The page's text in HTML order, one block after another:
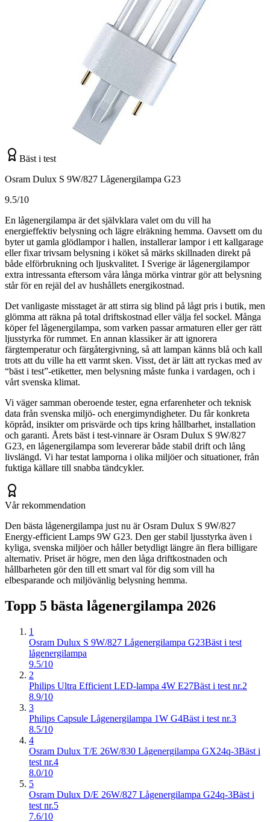
Bäst i test
Osram Dulux S 9W/827 Lågenergilampa G23
9.5/10
En lågenergilampa är det självklara valet om du vill ha
energieffektiv belysning och lägre elräkning hemma. Oavsett om du
byter ut gamla glödlampor i hallen, installerar lampor i ett kallgarage
eller fixar trivsam belysning i köket så märks skillnaden direkt på
både elförbrukning och ljuskvalitet. I Sverige är lågenergilampor
extra intressanta eftersom våra långa mörka vintrar gör att belysning
står för en rejäl del av hushållets energikostnad.
Det vanligaste misstaget är att stirra sig blind på lågt pris i butik, men
glömma att räkna på total driftskostnad eller välja fel sockel. Många
köper fel lågenergilampa, som varken passar armaturen eller ger rätt
ljusstyrka för rummet. En annan klassiker är att ignorera
färgtemperatur och färgåtergivning, så att lampan känns blå och kall
trots att du ville ha ett varmt sken. Visst, det är lätt att ryckas med av
“bäst i test”-etiketter, men belysning måste funka i vardagen, och i
vårt svenska klimat.
Vi väger samman oberoende tester, egna erfarenheter och teknisk
data från svenska miljö- och energimyndigheter. Du får konkreta
köpråd, insikter om prisvärde och tips kring hållbarhet, installation
och garanti. Årets bäst i test-vinnare är Osram Dulux S 9W/827
G23, en lågenergilampa som levererar både stabil drift och lång
livslängd. Vi har testat lamporna i olika miljöer och situationer, från
fuktiga källare till snabba tändcykler.
Vår rekommendation
Den bästa lågenergilampa just nu är Osram Dulux S 9W/827
Energy-efficient Lamps 9W G23. Den ger stabil ljusstyrka även i
kyliga, svenska miljöer och håller betydligt längre än flera billigare
alternativ. Priset är högre, men den låga driftkostnaden och
hållbarheten gör den till ett smart val för dig som vill ha
elbesparande och miljövänlig belysning hemma.
Topp 5 bästa lågenergilampa 2026
1
Osram Dulux S 9W/827 Lågenergilampa G23Bäst i test
lågenergilampa
9.5/10
2
Philips Ultra Efficient LED-lampa 4W E27Bäst i test nr.2
8.9/10
3
Philips Capsule Lågenergilampa 1W G4Bäst i test nr.3
8.5/10
4
Osram Dulux T/E 26W/830 Lågenergilampa GX24q-3Bäst i
test nr.4
8.0/10
5
Osram Dulux D/E 26W/827 Lågenergilampa G24q-3Bäst i
test nr.5
7.6/10